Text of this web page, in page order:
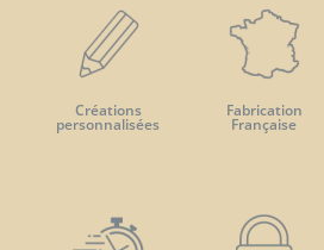
Créations
personnalisées
Fabrication
Française